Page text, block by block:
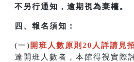
不另行通知，逾期視為棄權。
四 、 報名須知：
(一) 開班人數原則20人詳請見
達開班人數者，本館得視實際